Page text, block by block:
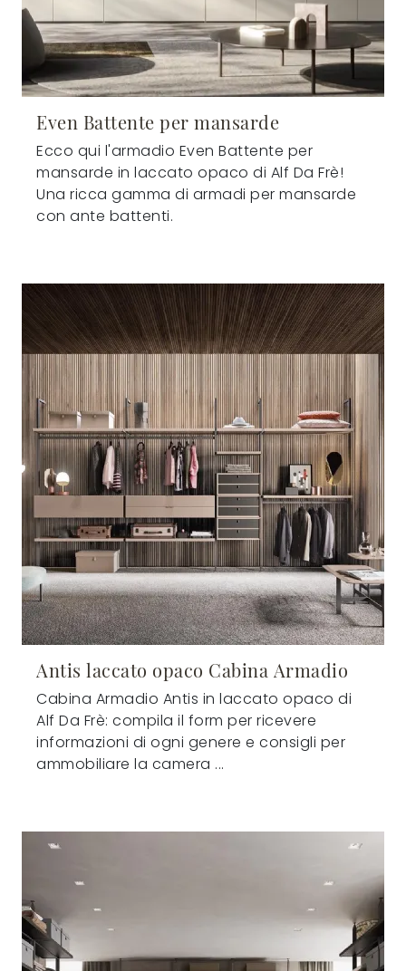
Even Battente per mansarde
Ecco qui l'armadio Even Battente per
mansarde in laccato opaco di Alf Da Frè!
Una ricca gamma di armadi per mansarde
con ante battenti.
Antis laccato opaco Cabina Armadio
Cabina Armadio Antis in laccato opaco di
Alf Da Frè: compila il form per ricevere
informazioni di ogni genere e consigli per
ammobiliare la camera ...